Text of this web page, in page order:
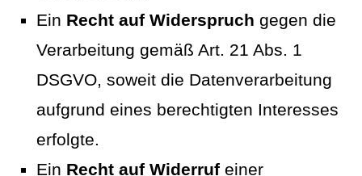
Ein Recht auf Widerspruch gegen die
Verarbeitung gemäß Art. 21 Abs. 1
DSGVO, soweit die Datenverarbeitung
aufgrund eines berechtigten Interesses
erfolgte.
Ein Recht auf Widerruf einer